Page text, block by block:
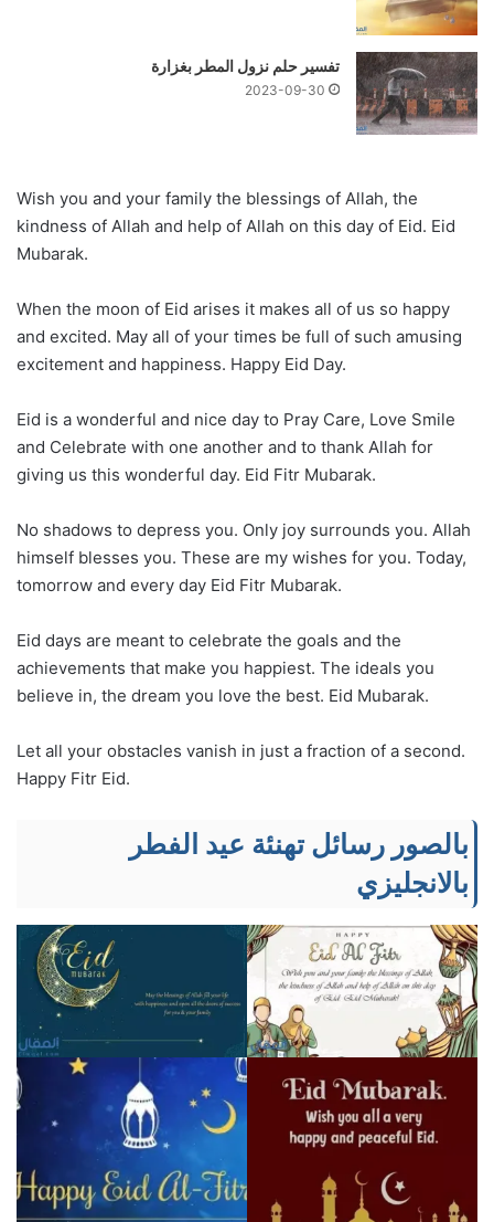
تفسير حلم نزول المطر بغزارة
2023-09-30
Wish you and your family the blessings of Allah, the
kindness of Allah and help of Allah on this day of Eid. Eid
Mubarak.
When the moon of Eid arises it makes all of us so happy
and excited. May all of your times be full of such amusing
excitement and happiness. Happy Eid Day.
Eid is a wonderful and nice day to Pray Care, Love Smile
and Celebrate with one another and to thank Allah for
giving us this wonderful day. Eid Fitr Mubarak.
No shadows to depress you. Only joy surrounds you. Allah
himself blesses you. These are my wishes for you. Today,
tomorrow and every day Eid Fitr Mubarak.
Eid days are meant to celebrate the goals and the
achievements that make you happiest. The ideals you
believe in, the dream you love the best. Eid Mubarak.
Let all your obstacles vanish in just a fraction of a second.
Happy Fitr Eid.
بالصور رسائل تهنئة عيد الفطر
بالانجليزي